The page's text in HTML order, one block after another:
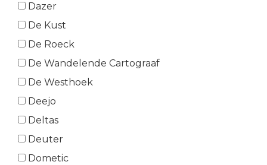
Dazer
De Kust
De Roeck
De Wandelende Cartograaf
De Westhoek
Deejo
Deltas
Deuter
Dometic